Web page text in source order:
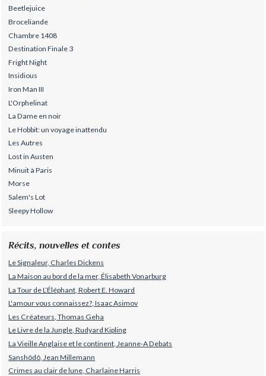
Beetlejuice
Broceliande
Chambre 1408
Destination Finale 3
Fright Night
Insidious
Iron Man III
L'Orphelinat
La Dame en noir
Le Hobbit: un voyage inattendu
Les Autres
Lost in Austen
Minuit à Paris
Morse
Salem's Lot
Sleepy Hollow
Récits, nouvelles et contes
Le Signaleur, Charles Dickens
La Maison au bord de la mer, Élisabeth Vonarburg
La Tour de L’Éléphant, Robert E. Howard
L'amour vous connaissez?, Isaac Asimov
Les Créateurs, Thomas Geha
Le Livre de la Jungle, Rudyard Kipling
La Vieille Anglaise et le continent, Jeanne-A Debats
Sanshôdô, Jean Millemann
Crimes au clair de lune, Charlaine Harris